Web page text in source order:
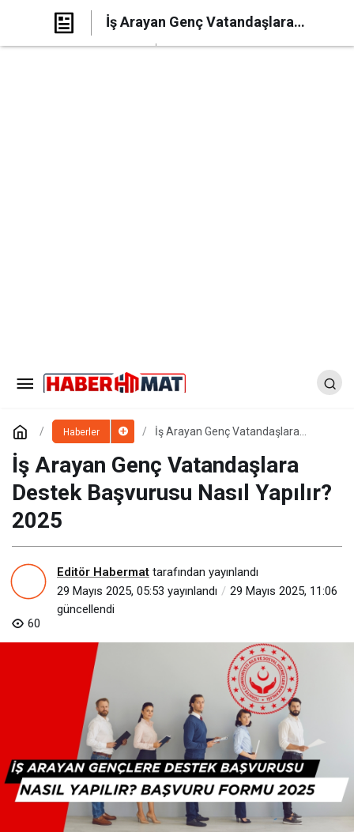
Haberler
İş Arayan Genç Vatandaşlara
2025
İş Arayan Genç Vatandaşlara
Destek Başvurusu Nasıl Yapılır?
2025
Editör Habermat tarafından yayınlandı
29 Mayıs 2025, 05:53 yayınlandı
29 Mayıs 2025, 11:06
güncellendi
60
İş Arayan Genç Vatandaşlara